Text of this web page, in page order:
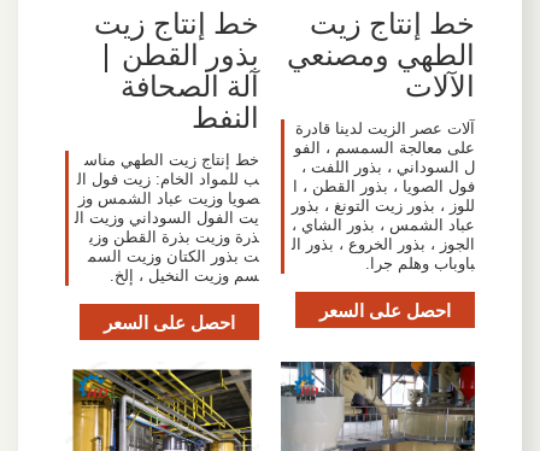
خط إنتاج زيت
الطهي ومصنعي
الآلات
آلات عصر الزيت لدينا قادرة
على معالجة السمسم ، الفو
ل السوداني ، بذور اللفت ،
فول الصويا ، بذور القطن ، ا
للوز ، بذور زيت التونغ ، بذور
عباد الشمس ، بذور الشاي ،
الجوز ، بذور الخروع ، بذور ال
باوباب وهلم جرا.
احصل على السعر
خط إنتاج زيت
بذور القطن |
آلة الصحافة
النفط
خط إنتاج زيت الطهي مناس
ب للمواد الخام: زيت فول ال
صويا وزيت عباد الشمس وز
يت الفول السوداني وزيت ال
ذرة وزيت بذرة القطن وزي
ت بذور الكتان وزيت السم
سم وزيت النخيل ، إلخ.
احصل على السعر